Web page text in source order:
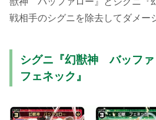
戦相手のシグニを除去してダメー
シグニ『幻獣神 バッフ
フェネック』